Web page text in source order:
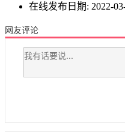
在线发布日期: 2022-
网友评论